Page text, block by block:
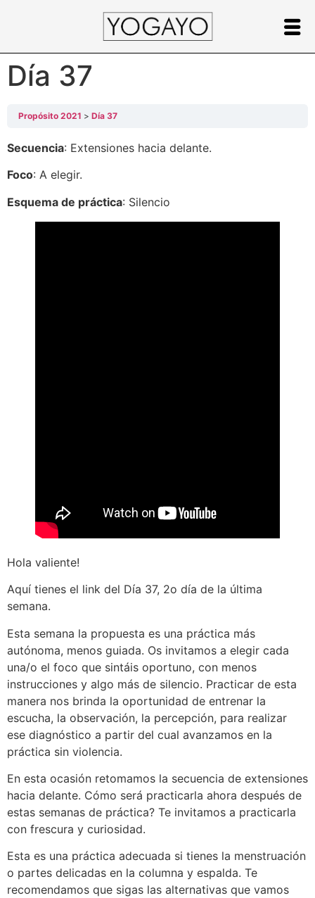
Día 37
Propósito 2021 Día 37
Secuencia: Extensiones hacia delante.
Foco: A elegir.
Esquema de práctica: Silencio
Hola valiente!
Aquí tienes el link del Día 37, 2o día de la última
semana.
Esta semana la propuesta es una práctica más
autónoma, menos guiada. Os invitamos a elegir cada
una/o el foco que sintáis oportuno, con menos
instrucciones y algo más de silencio. Practicar de esta
manera nos brinda la oportunidad de entrenar la
escucha, la observación, la percepción, para realizar
ese diagnóstico a partir del cual avanzamos en la
práctica sin violencia.
En esta ocasión retomamos la secuencia de extensiones
hacia delante. Cómo será practicarla ahora después de
estas semanas de práctica? Te invitamos a practicarla
con frescura y curiosidad.
Esta es una práctica adecuada si tienes la menstruación
o partes delicadas en la columna y espalda. Te
recomendamos que sigas las alternativas que vamos